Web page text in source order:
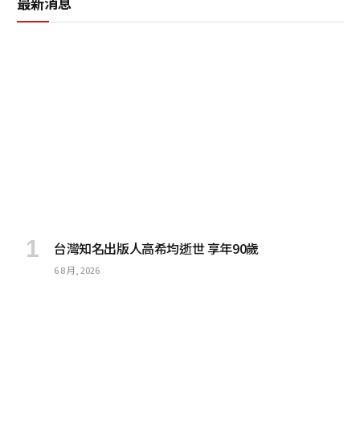
台灣知名出版人高希均逝世 享年90歲
6 8 月, 2026